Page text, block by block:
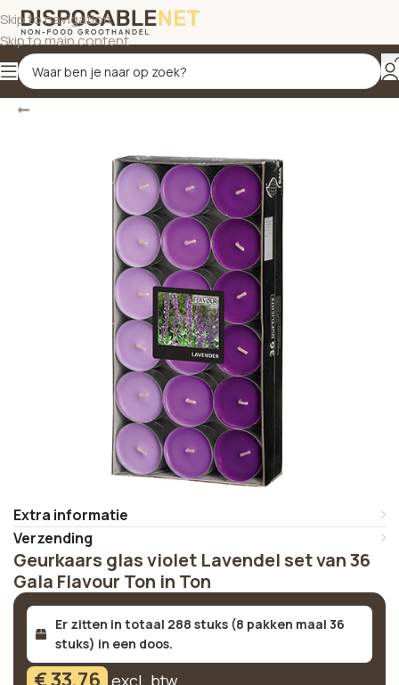
Skip to navigation
Skip to main content
Terug Home/Kaarsen/Geurkaarsen
Extra informatie
Verzending
Geurkaars glas violet Lavendel set van 36
Gala Flavour Ton in Ton
Er zitten in totaal 288 stuks (8 pakken maal 36
stuks) in een doos.
€33,76 excl. btw